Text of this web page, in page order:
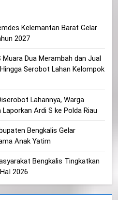
Kelemantan Barat Gelar
2027
Dua Merambah dan Jual
Serobot Lahan Kelompok
Lahannya, Warga
Ardi S ke Polda Riau
Bengkalis Gelar
Anak Yatim
Bengkalis Tingkatkan
2026